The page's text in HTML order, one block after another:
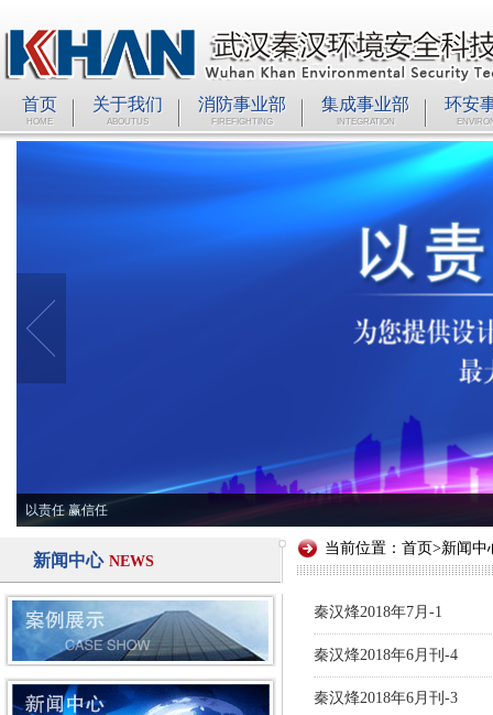
首页
HOME
关于我们
ABOUTUS
消防事业部
FIREFIGHTING
集成事业部
INTEGRATION
环安
以责任 赢信任
新闻中心 NEWS
当前位置： 首页>新闻中
秦汉烽2018年7月-1
秦汉烽2018年6月刊-4
秦汉烽2018年6月刊-3